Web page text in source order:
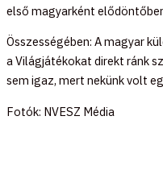
első magyarként
Összességében: A magyar
a Világjátékokat direkt ránk
sem igaz, mert nekünk volt
Fotók: NVESZ Média